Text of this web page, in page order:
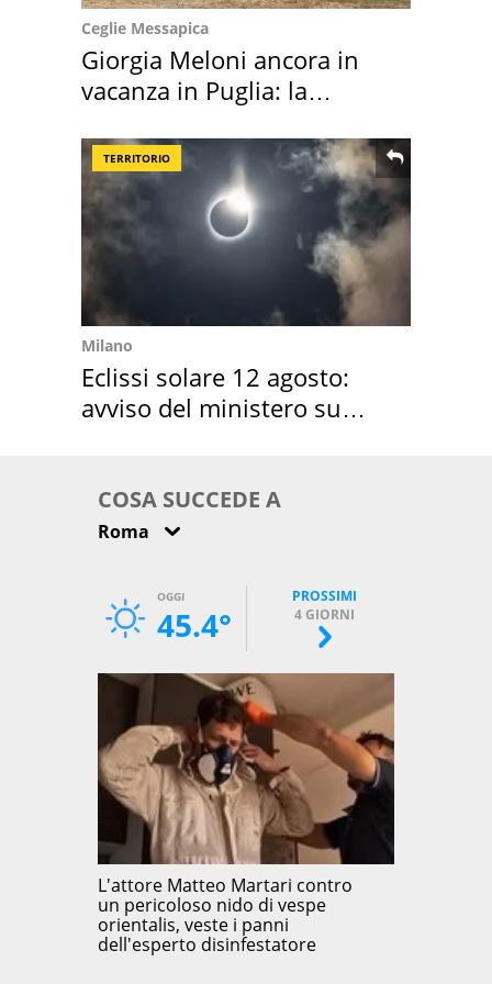
Ceglie Messapica
Giorgia Meloni ancora in
vacanza in Puglia: la
TERRITORIO
Milano
Eclissi solare 12 agosto:
avviso del ministero su